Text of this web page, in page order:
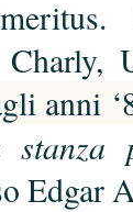
anni
stanza
Edgar